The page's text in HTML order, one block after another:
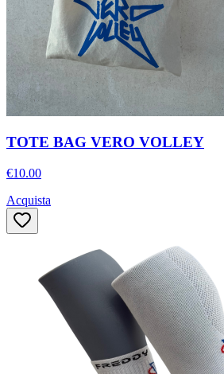
TOTE BAG VERO VOLLEY
€10.00
Acquista